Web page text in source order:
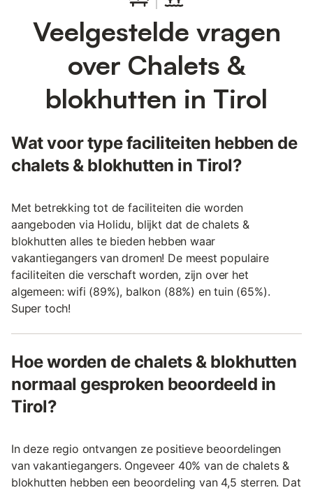
Veelgestelde vragen
over Chalets &
blokhutten in Tirol
Wat voor type faciliteiten hebben de
chalets & blokhutten in Tirol?
Met betrekking tot de faciliteiten die worden
aangeboden via Holidu, blijkt dat de chalets &
blokhutten alles te bieden hebben waar
vakantiegangers van dromen! De meest populaire
faciliteiten die verschaft worden, zijn over het
algemeen: wifi (89%), balkon (88%) en tuin (65%).
Super toch!
Hoe worden de chalets & blokhutten
normaal gesproken beoordeeld in
Tirol?
In deze regio ontvangen ze positieve beoordelingen
van vakantiegangers. Ongeveer 40% van de chalets &
blokhutten hebben een beoordeling van 4,5 sterren. Dat